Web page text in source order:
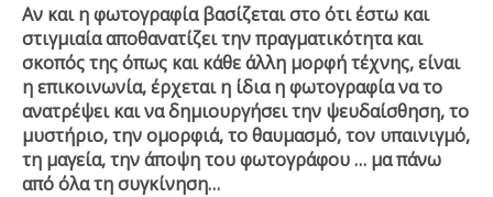
Αν και η φωτογραφία βασίζεται στο ότι έστω και
στιγμιαία αποθανατίζει την πραγματικότητα και
σκοπός της όπως και κάθε άλλη μορφή τέχνης, είναι
η επικοινωνία, έρχεται η ίδια η φωτογραφία να το
ανατρέψει και να δημιουργήσει την ψευδαίσθηση, το
μυστήριο, την ομορφιά, το θαυμασμό, τον υπαινιγμό,
τη μαγεία, την άποψη του φωτογράφου … μα πάνω
από όλα τη συγκίνηση…